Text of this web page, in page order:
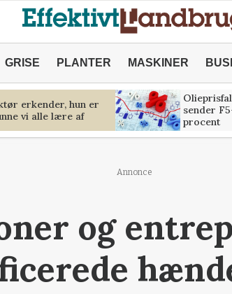
GRISE PLANTER MASKINER
erkender, hun er
vi alle lære af
sender
procent
Annonce
og